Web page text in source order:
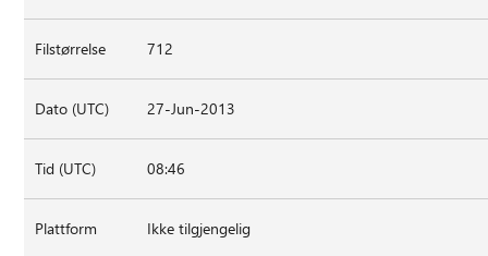
Filstørrelse 712
Dato (UTC) 27-Jun-2013
Tid (UTC) 08:46
Plattform Ikke tilgjengelig